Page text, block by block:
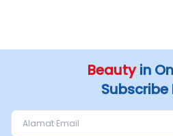
Beautyin
Subscribe